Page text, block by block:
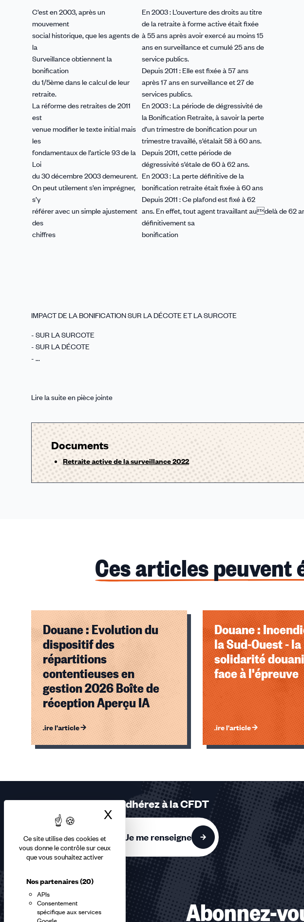
Ce site utilise des cookies et
vous donne le contrôle sur ceux
que vous souhaitez activer
Nos partenaires(20)
APIs
Consentement
spécifique aux services
X Masquer le bandeau des cookies
C’est en 2003, après un
mouvement
social historique, que les agents de
la
Surveillance obtiennent la
bonification
du 1/5ème dans le calcul de leur
retraite.
La réforme des retraites de 2011
est
venue modifier le texte initial mais
les
fondamentaux de l’article 93 de la
Loi
du 30 décembre 2003 demeurent.
On peut utilement s’en imprégner,
s’y
référer avec un simple ajustement
des
chiffres
En 2003 : L’ouverture des droits au titre
de la retraite à forme active était fixée
à 55 ans après avoir exercé au moins 15
ans en surveillance et cumulé 25 ans de
service publics.
Depuis 2011 : Elle est fixée à 57 ans
après 17 ans en surveillance et 27 de
services publics.
En 2003 : La période de dégressivité de
la Bonification Retraite, à savoir la perte
d’un trimestre de bonification pour un
trimestre travaillé, s’étalait 58 à 60 ans.
Depuis 2011, cette période de
dégressivité s’étale de 60 à 62 ans.
En 2003 : La perte définitive de la
bonification retraite était fixée à 60 ans
Depuis 2011 : Ce plafond est fixé à 62
ans. En effet, tout agent travaillant audelà de 62
définitivement sa
bonification
IMPACT DE LA BONIFICATION SUR LA DÉCOTE ET LA SURCOTE
- SUR LA SURCOTE
- SUR LA DÉCOTE
- ...
Lire la suite en pièce jointe
Documents
Retraite active de la surveillance 2022
Ces articles peuvent
Douane : Evolution du
dispositif des
répartitions
contentieuses en
gestion 2026 Boîte de
réception Aperçu IA
Lire l'article
Douane :
la Sud-Ouest - la
solidarité
face à l'épreuve
Lire l'article
Éléments
sur
accessibles
Adhérez à la CFDT
Je me renseigne
Abonnez-